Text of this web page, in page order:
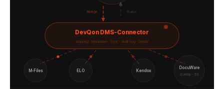
Belege Status
DevQon DMS-Connector
Mapping · Metadaten · Sync · Audit-Log · GebüV
M-Files ELO Kendox
DocuWare
d.velop · S3